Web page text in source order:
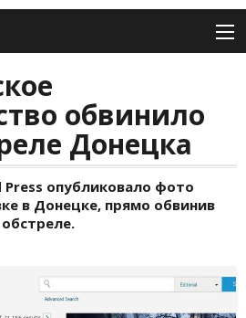
обвинило
Донецка
Press опубликовало фото
в Донецке, прямо обвинив